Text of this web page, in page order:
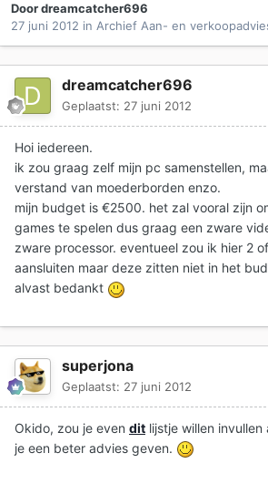
Doordreamcatcher696
27 juni 2012 in Archief Aan- en
dreamcatcher696
Geplaatst: 27 juni 2012
Hoi iedereen.
ik zou graag zelf mijn pc samenstellen,
verstand van moederborden enzo.
mijn budget is €2500. het zal vooral zijn
games te spelen dus graag een zware
zware processor. eventueel zou ik hier 2
aansluiten maar deze zitten niet in het
alvast bedankt
superjona
Geplaatst: 27 juni 2012
Okido, zou je even dit lijstje willen
je een beter advies geven.